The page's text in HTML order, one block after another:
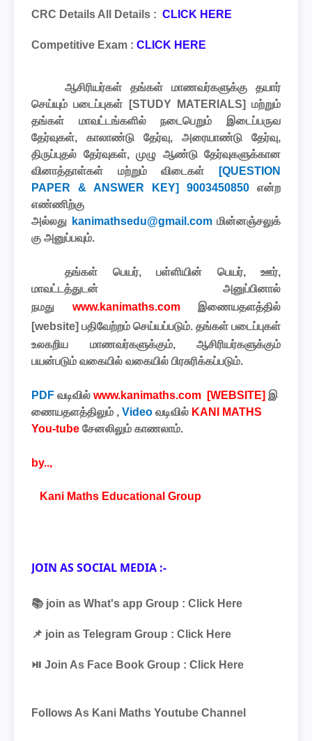
CRC Details All Details : CLICK HERE
Competitive Exam : CLICK HERE
ஆசிரியர்கள் தங்கள் மாணவர்களுக்கு தயார்
செய்யும் படைப்புகள்
[STUDY MATERIALS] மற்றும்
தங்கள் மாவட்டங்களில் நடைபெறும் இடைப்பருவ
தேர்வுகள், காலாண்டு தேர்வு, அரையாண்டு தேர்வு,
திருப்புதல் தேர்வுகள், முழு ஆண்டு தேர்வுகளுக்கான
வினாத்தாள்கள் மற்றும் விடைகள்
[QUESTION
PAPER & ANSWER KEY] 9003450850
என்ற
எண்ணிற்கு
அல்லது kanimathsedu@gmail.com மின்னஞ்சலுக்
கு அனுப்பவும்.
தங்கள் பெயர், பள்ளியின் பெயர், ஊர்,
மாவட்டத்துடன் அனுப்பினால்
நமது
www.kanimaths.com
இணையதளத்தில்
[website] பதிவேற்றம் செய்யப்படும். தங்கள் படைப்புகள்
உலகறிய மாணவர்களுக்கும், ஆசிரியர்களுக்கும்
பயன்படும் வகையில் வகையில் பிரசுரிக்கப்படும்.
PDF வடிவில் www.kanimaths.com [WEBSITE] இ
ணையதளத்திலும் , Video வடிவில் KANI MATHS
You-tube சேனலிலும் காணலாம்.
by..,
Kani Maths Educational Group
JOIN AS SOCIAL MEDIA :-
📚 join as What's app Group : Click Here
📌 join as Telegram Group : Click Here
⏯ Join As Face Book Group : Click Here
Follows As Kani Maths Youtube Channel